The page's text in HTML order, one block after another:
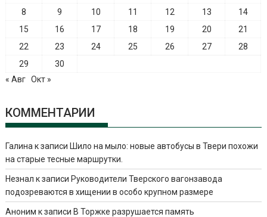
8
9 10 11 12 13
14
15
16 17 18 19 20
21
22
23 24 25 26 27
28
29
30
« Авг Окт »
КОММЕНТАРИИ
Галина к записи Шило на мыло: новые автобусы в Твери похожи
на старые тесные маршрутки.
Незнал к записи Руководители Тверского вагонзавода
подозреваются в хищении в особо крупном размере
Аноним к записи В Торжке разрушается память